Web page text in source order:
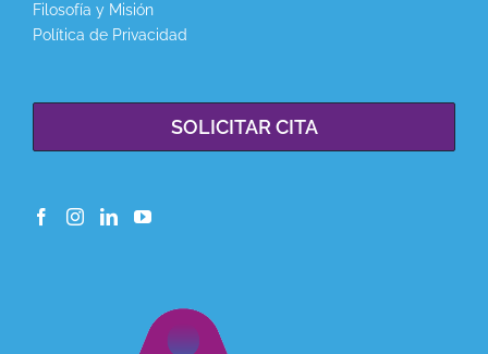
Filosofía y Misión
Política de Privacidad
SOLICITAR CITA